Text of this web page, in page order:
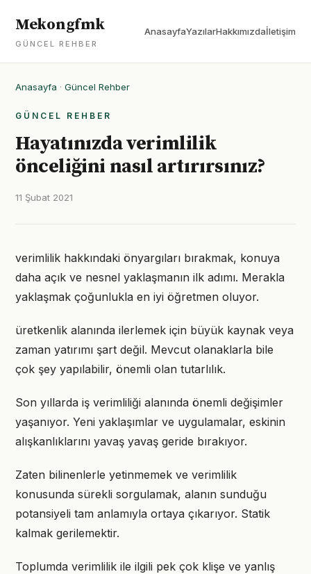
Mekongfmk
GÜNCEL REHBER
AnasayfaYazılarHakkımızdaİletişim
Anasayfa · Güncel Rehber
GÜNCEL REHBER
Hayatınızda verimlilik
önceliğini nasıl artırırsınız?
11 Şubat 2021
verimlilik hakkındaki önyargıları bırakmak, konuya
daha açık ve nesnel yaklaşmanın ilk adımı. Merakla
yaklaşmak çoğunlukla en iyi öğretmen oluyor.
üretkenlik alanında ilerlemek için büyük kaynak veya
zaman yatırımı şart değil. Mevcut olanaklarla bile
çok şey yapılabilir, önemli olan tutarlılık.
Son yıllarda iş verimliliği alanında önemli değişimler
yaşanıyor. Yeni yaklaşımlar ve uygulamalar, eskinin
alışkanlıklarını yavaş yavaş geride bırakıyor.
Zaten bilinenlerle yetinmemek ve verimlilik
konusunda sürekli sorgulamak, alanın sunduğu
potansiyeli tam anlamıyla ortaya çıkarıyor. Statik
kalmak gerilemektir.
Toplumda verimlilik ile ilgili pek çok klişe ve yanlış